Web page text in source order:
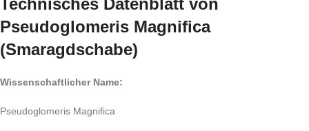
Technisches Datenblatt von
Pseudoglomeris Magnifica
(Smaragdschabe)
Wissenschaftlicher Name:
Pseudoglomeris Magnifica